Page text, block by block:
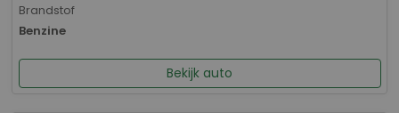
Brandstof
Benzine
Bekijk auto